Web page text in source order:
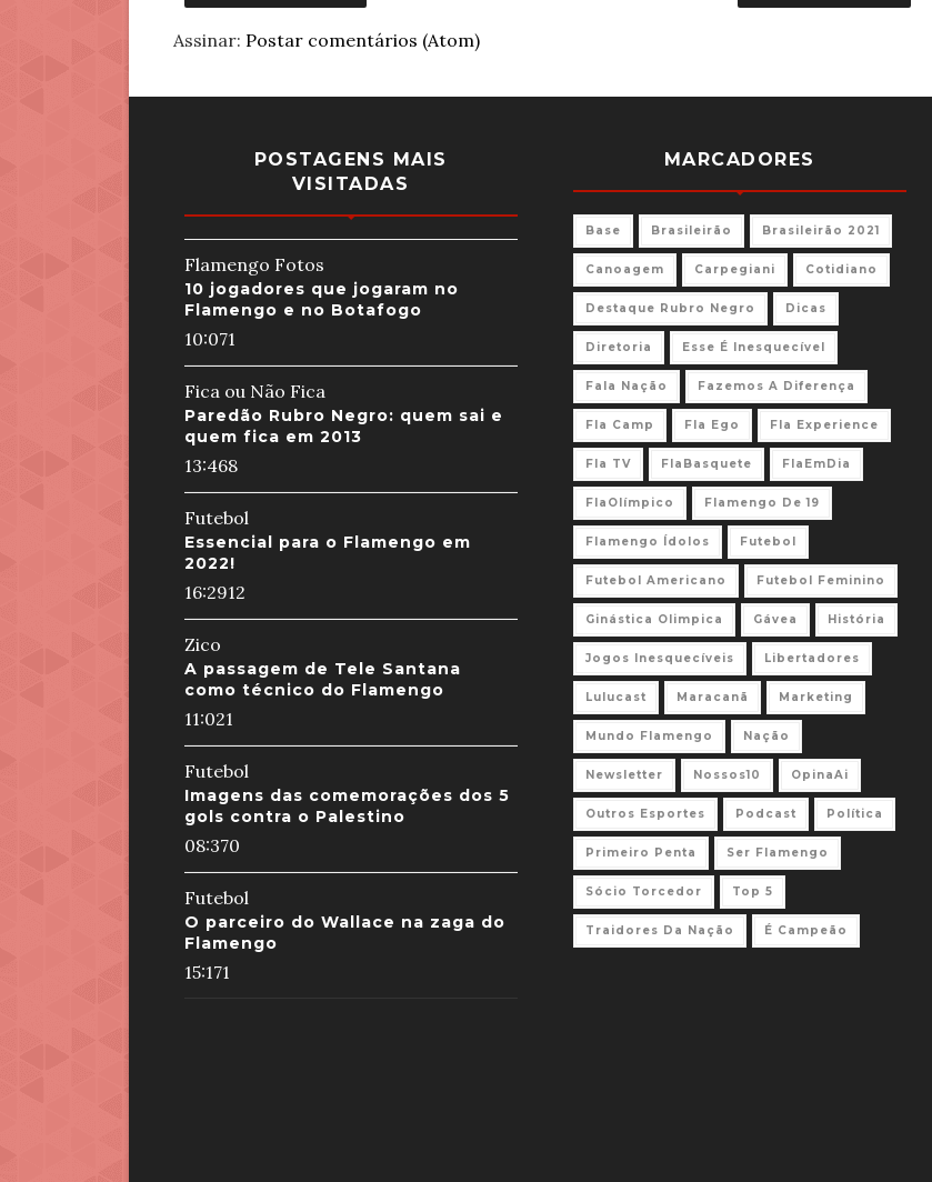
Assinar: Postar comentários (Atom)
POSTAGENS MAIS
VISITADAS
Flamengo Fotos
10 jogadores que jogaram no
Flamengo e no Botafogo
10:071
Fica ou Não Fica
Paredão Rubro Negro: quem sai e
quem fica em 2013
13:468
Futebol
Essencial para o Flamengo em
2022!
16:2912
Zico
A passagem de Tele Santana
como técnico do Flamengo
11:021
Futebol
Imagens das comemorações dos 5
gols contra o Palestino
08:370
Futebol
O parceiro do Wallace na zaga do
Flamengo
15:171
MARCADORES
Base Brasileirão Brasileirão 2021
Canoagem Carpegiani Cotidiano
Destaque Rubro Negro Dicas
Diretoria Esse É Inesquecível
Fala Nação Fazemos A Diferença
Fla Camp Fla Ego Fla Experience
Fla TV FlaBasquete FlaEmDia
FlaOlímpico Flamengo De 19
Flamengo Ídolos Futebol
Futebol Americano Futebol Feminino
Ginástica Olimpica Gávea História
Jogos Inesquecíveis Libertadores
Lulucast Maracanã Marketing
Mundo Flamengo Nação
Newsletter Nossos10 OpinaAi
Outros Esportes Podcast Política
Primeiro Penta Ser Flamengo
Sócio Torcedor Top 5
Traidores Da Nação É Campeão